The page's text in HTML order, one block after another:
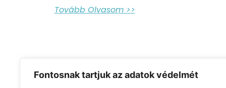
Fontosnak tartjuk az adatok védelmét
Tovább Olvasom >>